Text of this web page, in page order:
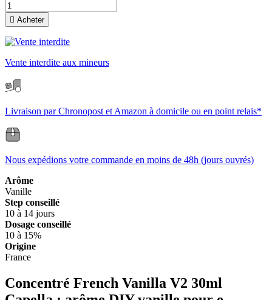
 Acheter
Vente interdite aux mineurs
Livraison par Chronopost et Amazon à domicile ou en point relais*
Nous expédions votre commande en moins de 48h (jours ouvrés)
Arôme
Vanille
Step conseillé
10 à 14 jours
Dosage conseillé
10 à 15%
Origine
France
Concentré French Vanilla V2 30ml